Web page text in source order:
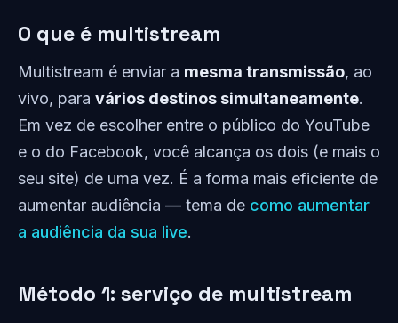
O que é multistream
Multistream é enviar a mesma transmissão, ao
vivo, para vários destinos simultaneamente.
Em vez de escolher entre o público do YouTube
e o do Facebook, você alcança os dois (e mais o
seu site) de uma vez. É a forma mais eficiente de
aumentar audiência — tema de como aumentar
a audiência da sua live.
Método 1: serviço de multistream